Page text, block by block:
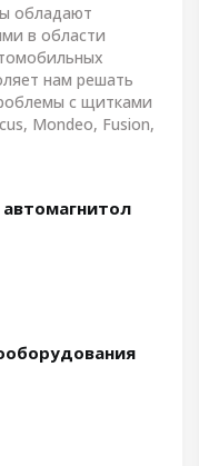
обладают
в области
нам решать
с щитками
Mondeo, Fusion,